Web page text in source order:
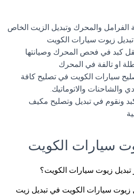
والمحرك وتبديل الزيت الخاص
زيوت سيارات الكويت
كبد في فحص المحرك وصيانتها
او تالفة في المحرك
سيارات الكويت في تصليح كافة
والشاحنات والاتوماتيك.
ونقوم في تبديل وتصليح مكيف
سيارات الكويت
زيوت سيارات الكويت؟
زيوت سيارات الكويت في تبديل زيت